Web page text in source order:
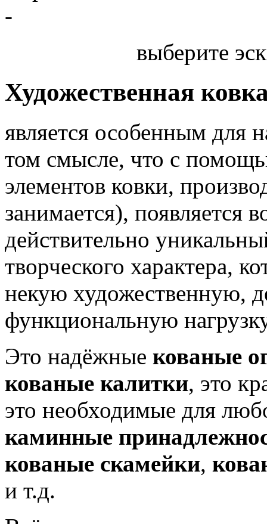
-
выберите
Художественная
является особенным для
том смысле, что с
элементов ковки,
занимается), появляется
действительно
творческого характера,
некую художественную,
функциональную
Это надёжные кованые
кованые калитки, это
это необходимые для
каминные
кованые скамейки,
и т.д.